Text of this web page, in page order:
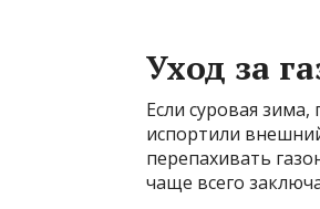
Уход за
Если суровая
испортили
перепахивать
чаще всего